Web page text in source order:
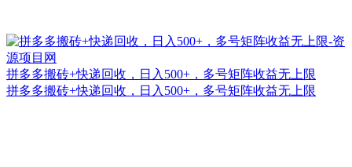
拼多多搬砖+快递回收，日入500+，多号矩阵收益无上限
拼多多搬砖+快递回收，日入500+，多号矩阵收益无上限